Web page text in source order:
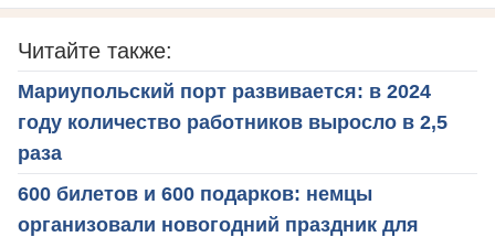
Читайте также:
Мариупольский порт развивается: в 2024
году количество работников выросло в 2,5
раза
600 билетов и 600 подарков: немцы
организовали новогодний праздник для